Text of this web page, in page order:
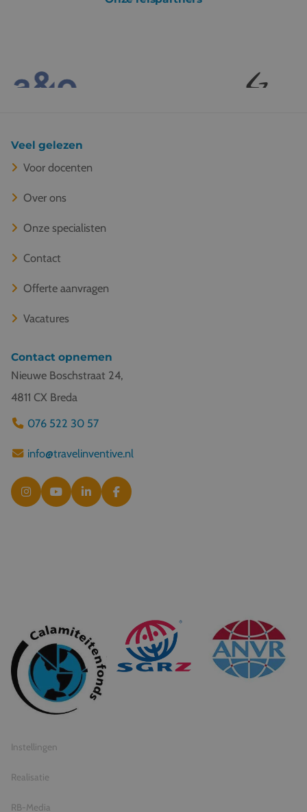
Veel gelezen
Voor docenten
Over ons
Onze specialisten
Contact
Offerte aanvragen
Vacatures
Contact opnemen
Nieuwe Boschstraat 24,
4811 CX Breda
076 522 30 57
info@travelinventive.nl
© 2026 Travel Inventive
Algemene voorwaarden
Privacy statement
Instellingen
Realisatie
RB-Media